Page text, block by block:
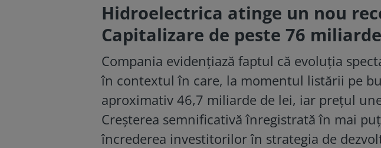
Hidroelectrica atinge un nou
Capitalizare de peste 76
Compania evidențiază faptul că evoluția
în contextul în care, la momentul listării pe
aproximativ 46,7 miliarde de lei, iar prețul
Creșterea semnificativă înregistrată în mai
încrederea investitorilor în strategia de